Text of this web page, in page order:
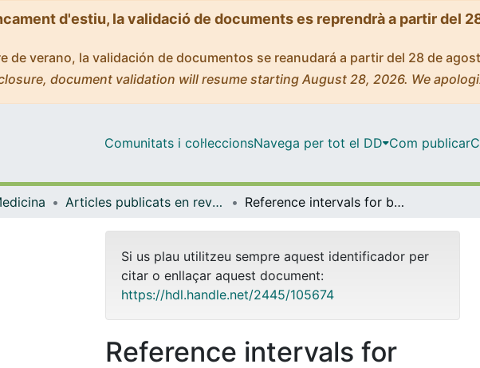
d'estiu, la validació de documents es reprendrà a partir del
de verano, la validación de documentos se reanudará a partir del 28 de
document validation will resume starting August 28, 2026. We
Comunitats i col·leccionsNavega per tot el DD Com publicar
Articles publicats en revistes (Medicina) Reference intervals for bone turnover markers in Spanish premenopausal women
Si us plau utilitzeu sempre aquest identificador per
citar o enllaçar aquest document:
https://hdl.handle.net/2445/105674
Reference intervals for